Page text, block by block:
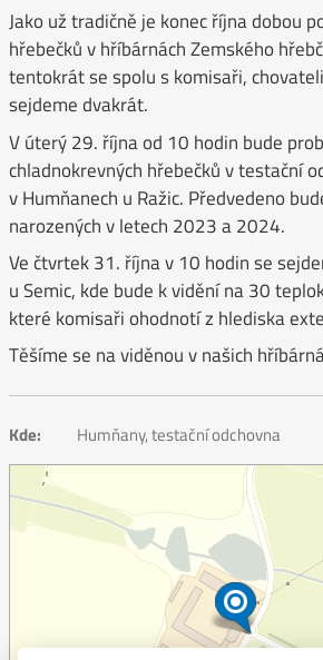
Jako už tradičně je konec října dobou
hřebečků v hříbárnách Zemského
tentokrát se spolu s komisaři,
sejdeme dvakrát.
V úterý 29. října od 10 hodin bude
chladnokrevných hřebečků v testační
v Humňanech u Ražic. Předvedeno
narozených v letech 2023 a 2024.
Ve čtvrtek 31. října v 10 hodin se
u Semic, kde bude k vidění na 30
které komisaři ohodnotí z hlediska
Těšíme se na viděnou v našich
Kde: Humňany, testační odchovna